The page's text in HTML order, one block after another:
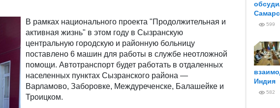
В рамках национального проекта "Продолжительная и
активная жизнь" в этом году в Сызранскую
центральную городскую и районную больницу
поставлено 6 машин для работы в службе неотложной
помощи. Автотранспорт будет работать в отдаленных
населенных пунктах Сызранского района —
Варламово, Заборовке, Междуреченске, Балашейке и
Троицком.
599
Индия
582